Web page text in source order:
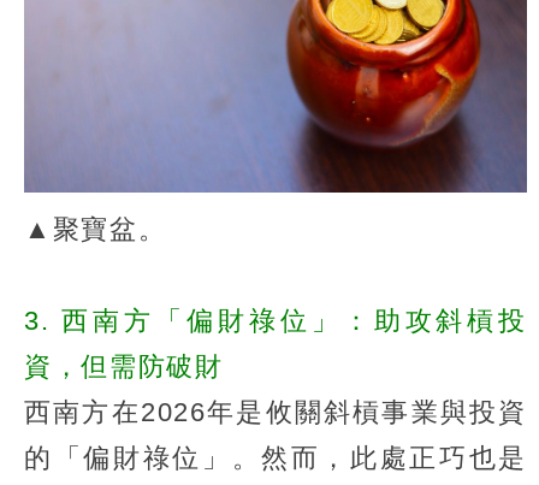
▲聚寶盆。
3. 西南方「偏財祿位」：助攻斜槓投
資，但需防破財
西南方在2026年是攸關斜槓事業與投資
的「偏財祿位」。然而，此處正巧也是